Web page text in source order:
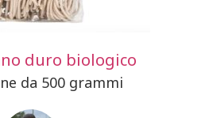
duro biologico
da 500 grammi